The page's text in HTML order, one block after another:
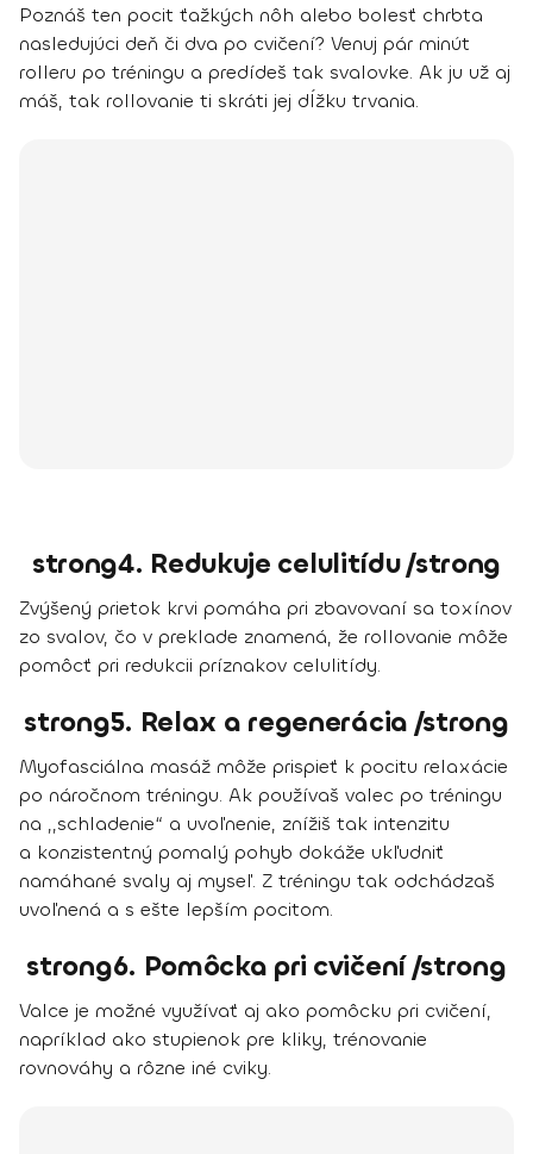
Poznáš ten pocit ťažkých nôh alebo bolesť chrbta
nasledujúci deň či dva po cvičení? Venuj pár minút
rolleru po tréningu a predídeš tak svalovke. Ak ju už aj
máš, tak rollovanie ti skráti jej dĺžku trvania.
strong4. Redukuje celulitídu /strong
Zvýšený prietok krvi pomáha pri zbavovaní sa toxínov
zo svalov, čo v preklade znamená, že rollovanie môže
pomôcť pri redukcii príznakov celulitídy.
strong5. Relax a regenerácia /strong
Myofasciálna masáž môže prispieť k pocitu relaxácie
po náročnom tréningu. Ak používaš valec po tréningu
na ,,schladenie“ a uvoľnenie, znížiš tak intenzitu
a konzistentný pomalý pohyb dokáže ukľudniť
namáhané svaly aj myseľ. Z tréningu tak odchádzaš
uvoľnená a s ešte lepším pocitom.
strong6. Pomôcka pri cvičení /strong
Valce je možné využívať aj ako pomôcku pri cvičení,
napríklad ako stupienok pre kliky, trénovanie
rovnováhy a rôzne iné cviky.